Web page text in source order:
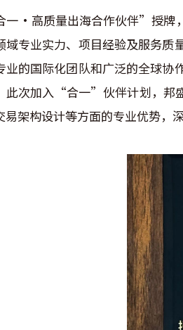
·高质量出海合作伙伴”授牌
域专业实力、项目经验及服务
业的国际化团队和广泛的全球
此次加入“合一”伙伴计划，邦
易架构设计等方面的专业优势